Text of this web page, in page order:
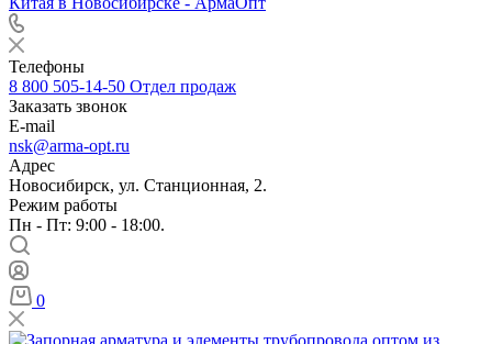
Телефоны
8 800 505-14-50 Отдел продаж
Заказать звонок
E-mail
nsk@arma-opt.ru
Адрес
Новосибирск, ул. Станционная, 2.
Режим работы
Пн - Пт: 9:00 - 18:00.
0